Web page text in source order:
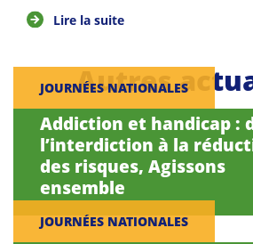
Lire la suite
Autres
JOURNÉES NATIONALES
Addiction et handicap :
l’interdiction à la
des risques, Agissons
ensemble
JOURNÉES NATIONALES